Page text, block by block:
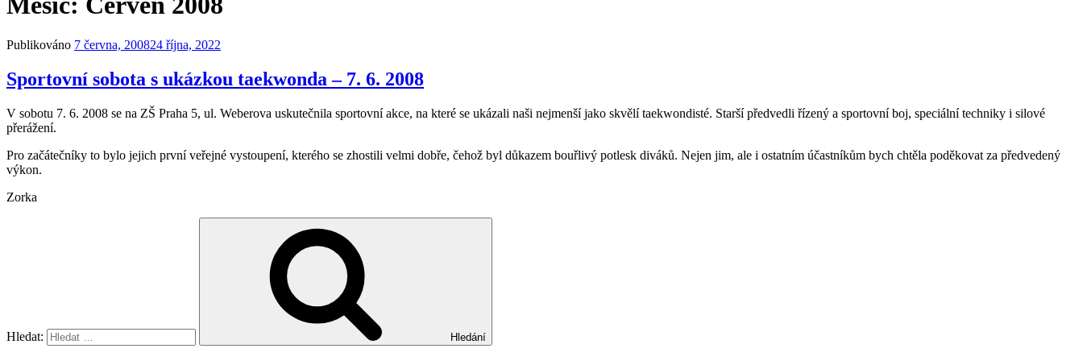
Publikováno 7 června, 200824 října, 2022
Sportovní sobota s ukázkou taekwonda – 7. 6. 2008
V sobotu 7. 6. 2008 se na ZŠ Praha 5, ul. Weberova uskutečnila sportovní akce, na které se ukázali naši nejmenší jako skvělí taekwondisté. Starší předvedli řízený a sportovní boj, speciální techniky i silové
přerážení.
Pro začátečníky to bylo jejich první veřejné vystoupení, kterého se zhostili velmi dobře, čehož byl důkazem bouřlivý potlesk diváků. Nejen jim, ale i ostatním účastníkům bych chtěla poděkovat za předvedený
výkon.
Zorka
Hledat: Hledání